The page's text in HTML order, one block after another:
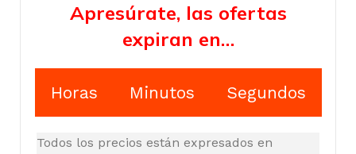
Apresúrate, las ofertas
expiran en…
Horas Minutos Segundos
Todos los precios están expresados en